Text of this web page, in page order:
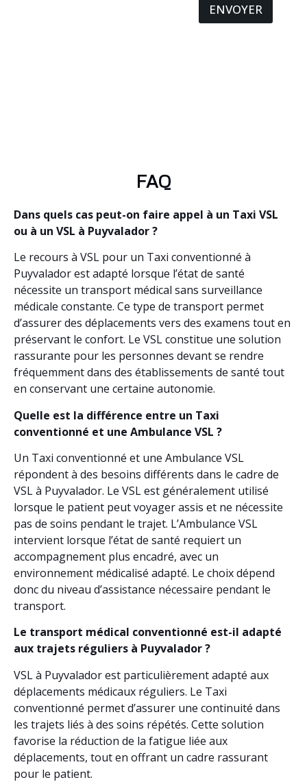
ENVOYER
FAQ
Dans quels cas peut-on faire appel à un Taxi VSL
ou à un VSL à Puyvalador ?
Le recours à VSL pour un Taxi conventionné à
Puyvalador est adapté lorsque l’état de santé
nécessite un transport médical sans surveillance
médicale constante. Ce type de transport permet
d’assurer des déplacements vers des examens tout en
préservant le confort. Le VSL constitue une solution
rassurante pour les personnes devant se rendre
fréquemment dans des établissements de santé tout
en conservant une certaine autonomie.
Quelle est la différence entre un Taxi
conventionné et une Ambulance VSL ?
Un Taxi conventionné et une Ambulance VSL
répondent à des besoins différents dans le cadre de
VSL à Puyvalador. Le VSL est généralement utilisé
lorsque le patient peut voyager assis et ne nécessite
pas de soins pendant le trajet. L’Ambulance VSL
intervient lorsque l’état de santé requiert un
accompagnement plus encadré, avec un
environnement médicalisé adapté. Le choix dépend
donc du niveau d’assistance nécessaire pendant le
transport.
Le transport médical conventionné est-il adapté
aux trajets réguliers à Puyvalador ?
VSL à Puyvalador est particulièrement adapté aux
déplacements médicaux réguliers. Le Taxi
conventionné permet d’assurer une continuité dans
les trajets liés à des soins répétés. Cette solution
favorise la réduction de la fatigue liée aux
déplacements, tout en offrant un cadre rassurant
pour le patient.